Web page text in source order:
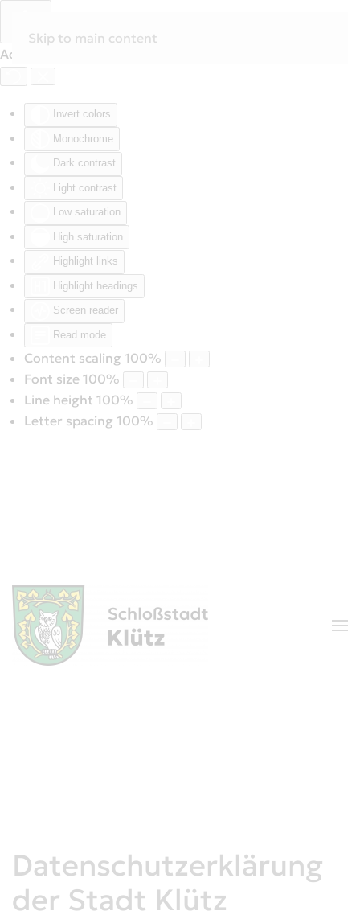
Accessibility Tools
Invert colors
Monochrome
Dark contrast
Light contrast
Low saturation
High saturation
Highlight links
Highlight headings
Screen reader
Read mode
Content scaling 100%
Font size 100%
Line height 100%
Letter spacing 100%
Skip to main content
Datenschutzerklärung
der Stadt Klütz